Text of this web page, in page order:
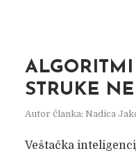
STRUKE
Autor članka: Nadica
Veštačka